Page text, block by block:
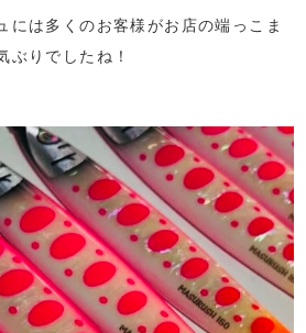
には多くのお客様がお店の端っこま
ぶりでしたね！